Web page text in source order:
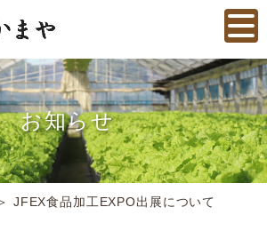
お知らせ
JFEX食品加工EXPO出展について